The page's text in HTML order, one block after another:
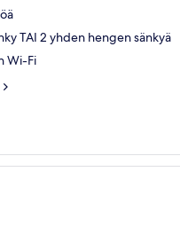
TAI 2 yhden hengen sänkyä
Wi-Fi